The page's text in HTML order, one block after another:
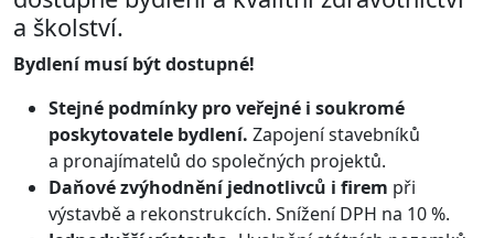
a školství.
Bydlení musí být dostupné!
Stejné podmínky pro veřejné i soukromé
poskytovatele bydlení. Zapojení stavebníků
a pronajímatelů do společných projektů.
Daňové zvýhodnění jednotlivců i firem při
výstavbě a rekonstrukcích. Snížení DPH na 10 %.